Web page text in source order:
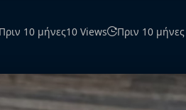
Πριν 10 μήνες10 Views Πριν 10 μήνες